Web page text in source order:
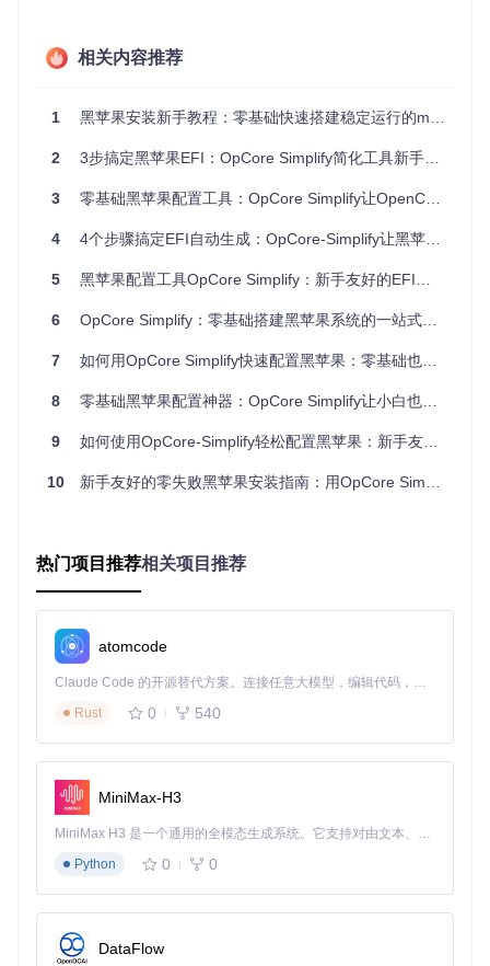
面。
OpCore Simplify如何解决这些问题？
OpCore Simplify通过四大核心功能，彻底简化黑苹果配置流
自动硬件扫描与报告生成
工具能快速识别CPU、显卡、声卡等关键硬件信息，生成详细
实现，确保信息准确性。
硬件信息报告
智能兼容性分析
）涵盖5000+硬件型号，能自动判断各组件对macOS的支持
取代传统的文本编辑方式，提供直观的图形化界面。用户可通
过下拉菜单选择macOS版本、调整SMBIOS型号（硬件标识）
和配置显卡参数，所有设置实时生效并提供即时验证。
配置页面提供ACPI补丁、Kext驱动和音频布局等关键设置的可
一键EFI生成
将硬件检测、兼容性验证、参数配置和EFI打包整合为简单流
件夹。
传统配置方法与OpCore Simplify对比
操作环节 传统手动配置
相关内容推荐
1 黑苹果安装新手教程：零基础快速搭建稳定运行的macOS系统
2 3步搞定黑苹果EFI：OpCore Simplify简化工具新手入门指南
3 零基础黑苹果配置工具：OpCore Simplify让OpenCore安装像搭积木一样简单
4 4个步骤搞定EFI自动生成：OpCore-Simplify让黑苹果新手告别配置烦恼
5 黑苹果配置工具OpCore Simplify：新手友好的EFI自动生成方案与效率提升指南
6 OpCore Simplify：零基础搭建黑苹果系统的一站式自动化解决方案
7 如何用OpCore Simplify快速配置黑苹果：零基础也能轻松上手的完整指南
8 零基础黑苹果配置神器：OpCore Simplify让小白也能轻松搞定EFI
9 如何使用OpCore-Simplify轻松配置黑苹果：新手友好的OpenCore自动化工具指南
10 新手友好的零失败黑苹果安装指南：用OpCore Simplify轻松配置EFI
热门项目推荐相关项目推荐
atomcode
Claude Code 的开源替代方案。连接任意大模型，编辑代码，运行命令，自动验证 — 全自动执行。用 Rust 构建，极致性能。 ｜ An open-source alternative to Claude Code. Connect any LLM, edit code, run commands, and verify changes — autonomously. Built in Rust for speed. Get Started
Rust
0 540
MiniMax-H3
MiniMax H3 是一个通用的全模态生成系统。它支持对由文本、图像、视频和音频组成的多模态上下文进行统一理解，并能生成分辨率高达 2K、时长可达 15 秒的带原生立体声音频的视频。得益于面向任务泛化的系统设计，H3 在预训练阶段就已具备广泛的多模态上下文理解与生成能力，能够出色地执行复杂的多模态指令。
Python
0 0
DataFlow